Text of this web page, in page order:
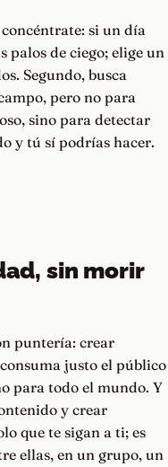
si un día
palos de ciego; elige un
Segundo, busca
pero no para
sino para detectar
y tú sí podrías hacer.
sin morir
puntería: crear
justo el público
para todo el mundo. Y
y crear
que te sigan a ti; es
ellas, en un grupo, un